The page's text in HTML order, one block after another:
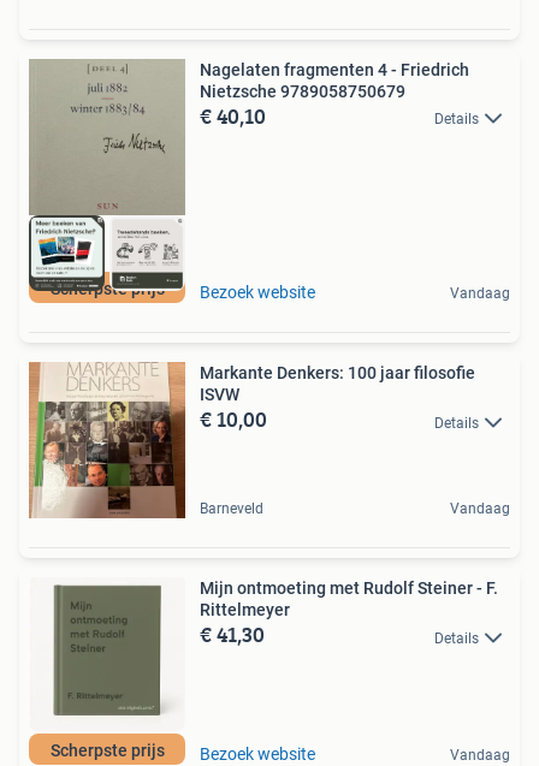
Scherpste prijs
Nagelaten fragmenten 4 - Friedrich
Nietzsche 9789058750679
€ 40,10 Details
Bezoek website Vandaag
Markante Denkers: 100 jaar filosofie
ISVW
€ 10,00 Details
Barneveld Vandaag
Scherpste prijs
Mijn ontmoeting met Rudolf Steiner - F.
Rittelmeyer
€ 41,30 Details
Bezoek website Vandaag